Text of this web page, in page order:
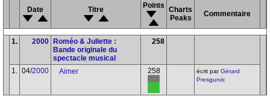
Date Titre Points Charts
Peaks
Commentaire
1. 2000 Roméo & Juliette :
Bande originale du
spectacle musical
258
1. 04/2000 Aimer 258 écrit parGérard
Presgurvic